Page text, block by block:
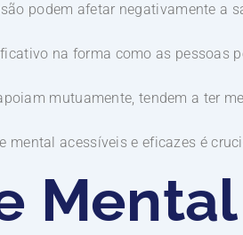
podem afetar negativamente a
na forma como as pessoas
mutuamente, tendem a ter
mental acessíveis e eficazes é
Mental